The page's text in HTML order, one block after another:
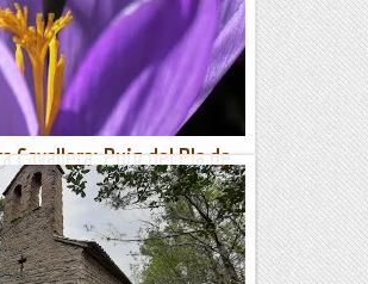
Cavallera: Puig del Pla de
m)
2023Hora de sortida: Sis del matí.
Temps aproximat: 5 h 15
526 m...